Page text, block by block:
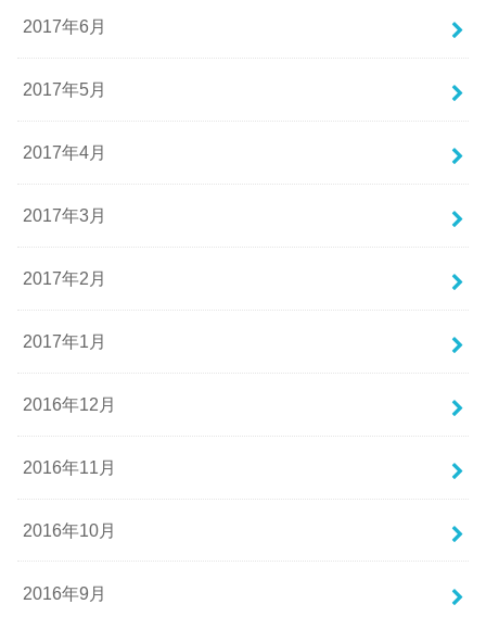
2017年6月
2017年5月
2017年4月
2017年3月
2017年2月
2017年1月
2016年12月
2016年11月
2016年10月
2016年9月